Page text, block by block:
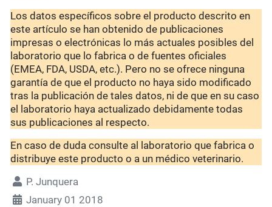
Los datos específicos sobre el producto descrito en
este artículo se han obtenido de publicaciones
impresas o electrónicas lo más actuales posibles del
laboratorio que lo fabrica o de fuentes oficiales
(EMEA, FDA, USDA, etc.). Pero no se ofrece ninguna
garantía de que el producto no haya sido modificado
tras la publicación de tales datos, ni de que en su caso
el laboratorio haya actualizado debidamente todas
sus publicaciones al respecto.
En caso de duda consulte al laboratorio que fabrica o
distribuye este producto o a un médico veterinario.
P. Junquera
January 01 2018